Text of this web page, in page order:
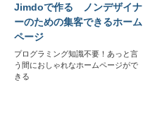
Jimdoで作る ノンデザイナ
ーのための集客できるホーム
ページ
プログラミング知識不要！あっと言
う間におしゃれなホームページがで
きる